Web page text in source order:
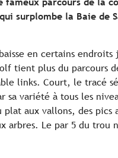
surplombe la Baie de
en certains endroits
tient plus du parcours
links. Court, le tracé
sa variété à tous les
plat aux vallons, des pics
arbres. Le par 5 du trou